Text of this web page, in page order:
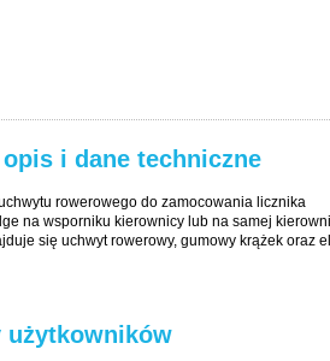
opis i dane techniczne
rowerowego do zamocowania licznika
na wsporniku kierownicy lub na samej
się uchwyt rowerowy, gumowy krążek oraz
użytkowników